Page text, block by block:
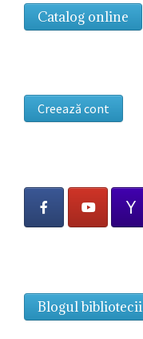
Catalog online
Creează cont
Blogul bibliotecii